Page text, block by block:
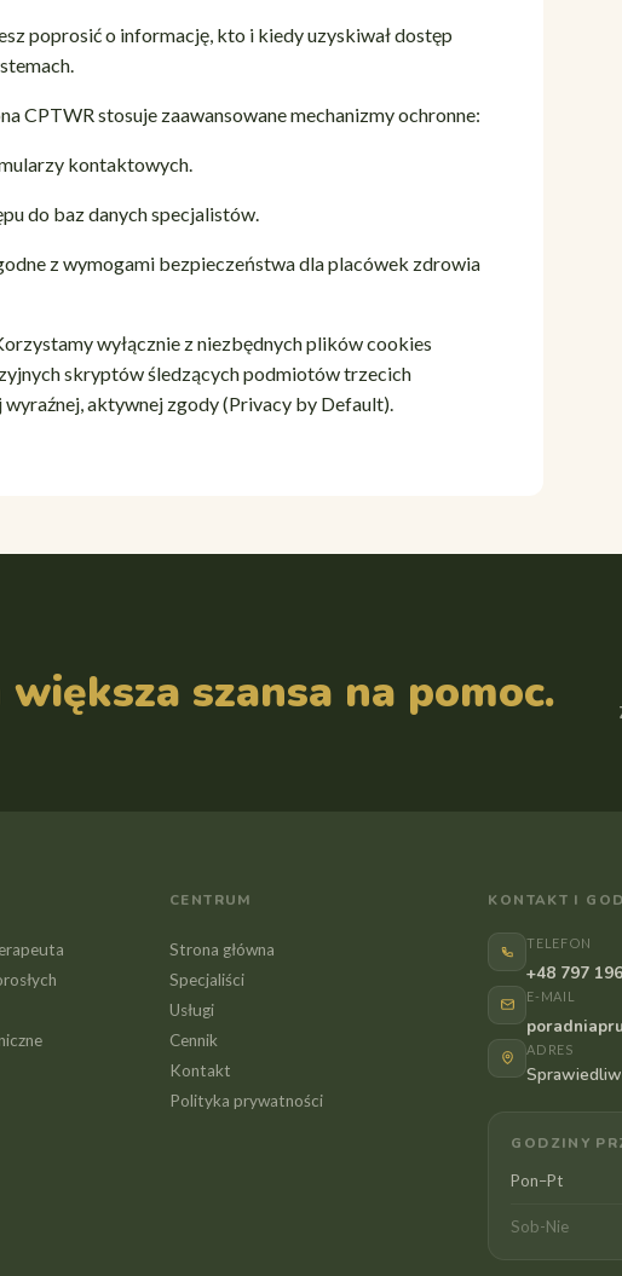
poprosić o informację, kto i kiedy uzyskiwał dostęp
CPTWR stosuje zaawansowane mechanizmy ochronne:
kontaktowych.
do baz danych specjalistów.
z wymogami bezpieczeństwa dla placówek zdrowia
wyłącznie z niezbędnych plików cookies
skryptów śledzących podmiotów trzecich
aktywnej zgody (Privacy by Default).
szansa na pomoc.
CENTRUM
Strona główna
Specjaliści
Usługi
Cennik
Kontakt
Polityka prywatności
KONTAKT I
TELEFON
+48 797
E-MAIL
ADRES
GODZINY
Pon–Pt
Sob-Nie